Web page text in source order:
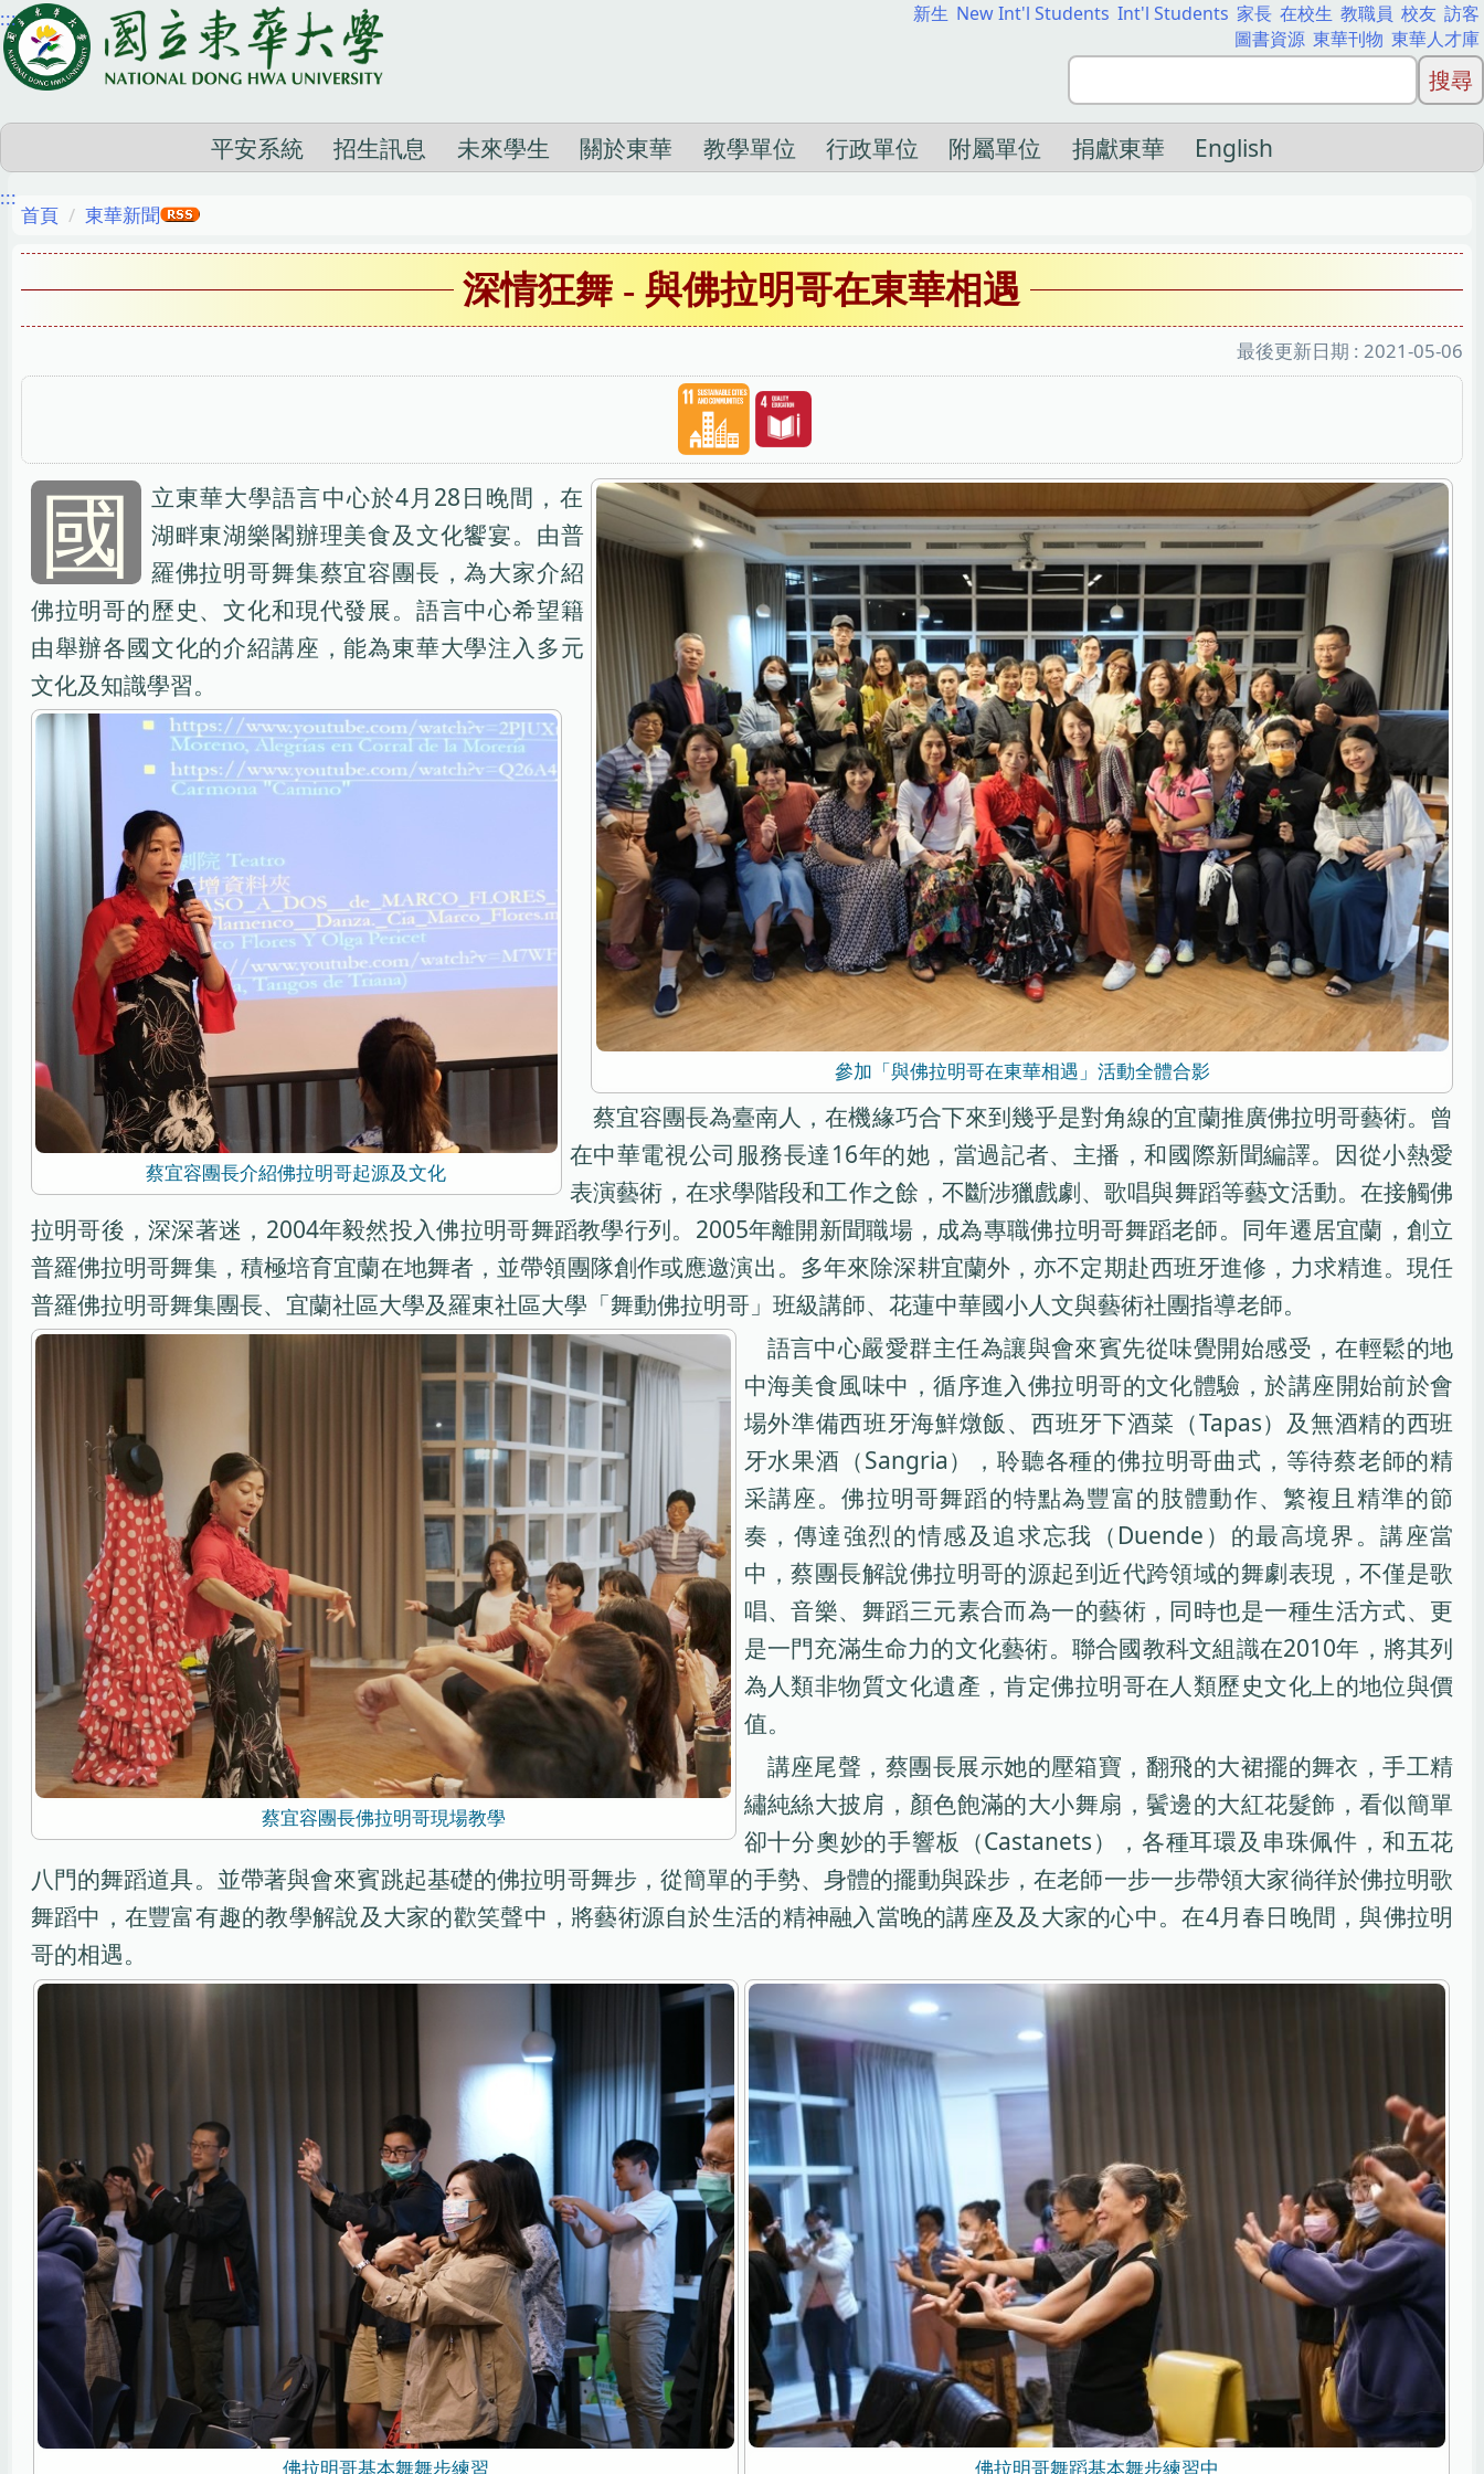
跳
到
主
容
區
::: 新生 New Int'l Students Int'l Students 家長 在校生 教職員 校友 訪客
圖書資源 東華刊物 東華人才庫
平安系統 招生訊息 未來學生 關於東華 教學單位 行政單位 附屬單位 捐獻東華 English
:::
首頁 東華新聞
深情狂舞 - 與佛拉明哥在東華相遇
最後更新日期 : 2021-05-06
參加「與佛拉明哥在東華相遇」活動全體合影
國
立東華大學語言中心於4月28日晚間，在
湖畔東湖樂閣辦理美食及文化饗宴。由普
羅佛拉明哥舞集蔡宜容團長，為大家介紹
佛拉明哥的歷史、文化和現代發展。語言中心希望籍
由舉辦各國文化的介紹講座，能為東華大學注入多元
文化及知識學習。
蔡宜容團長介紹佛拉明哥起源及文化
蔡宜容團長為臺南人，在機緣巧合下來到幾乎是對角線的宜蘭推廣佛拉明哥藝術。曾
在中華電視公司服務長達16年的她，當過記者、主播，和國際新聞編譯。因從小熱愛
表演藝術，在求學階段和工作之餘，不斷涉獵戲劇、歌唱與舞蹈等藝文活動。在接觸佛
拉明哥後，深深著迷，2004年毅然投入佛拉明哥舞蹈教學行列。2005年離開新聞職場，成為專職佛拉明哥舞蹈老師。同年遷居宜蘭，創立
普羅佛拉明哥舞集，積極培育宜蘭在地舞者，並帶領團隊創作或應邀演出。多年來除深耕宜蘭外，亦不定期赴西班牙進修，力求精進。現任
普羅佛拉明哥舞集團長、宜蘭社區大學及羅東社區大學「舞動佛拉明哥」班級講師、花蓮中華國小人文與藝術社團指導老師。
蔡宜容團長佛拉明哥現場教學
語言中心嚴愛群主任為讓與會來賓先從味覺開始感受，在輕鬆的地
中海美食風味中，循序進入佛拉明哥的文化體驗，於講座開始前於會
場外準備西班牙海鮮燉飯、西班牙下酒菜（Tapas）及無酒精的西班
牙水果酒（Sangria），聆聽各種的佛拉明哥曲式，等待蔡老師的精
采講座。佛拉明哥舞蹈的特點為豐富的肢體動作、繁複且精準的節
奏，傳達強烈的情感及追求忘我（Duende）的最高境界。講座當
中，蔡團長解說佛拉明哥的源起到近代跨領域的舞劇表現，不僅是歌
唱、音樂、舞蹈三元素合而為一的藝術，同時也是一種生活方式、更
是一門充滿生命力的文化藝術。聯合國教科文組識在2010年，將其列
為人類非物質文化遺產，肯定佛拉明哥在人類歷史文化上的地位與價
值。
講座尾聲，蔡團長展示她的壓箱寶，翻飛的大裙擺的舞衣，手工精
繡純絲大披肩，顏色飽滿的大小舞扇，鬢邊的大紅花髮飾，看似簡單
卻十分奧妙的手響板（Castanets），各種耳環及串珠佩件，和五花
八門的舞蹈道具。並帶著與會來賓跳起基礎的佛拉明哥舞步，從簡單的手勢、身體的擺動與跺步，在老師一步一步帶領大家徜徉於佛拉明歌
舞蹈中，在豐富有趣的教學解說及大家的歡笑聲中，將藝術源自於生活的精神融入當晚的講座及及大家的心中。在4月春日晚間，與佛拉明
哥的相遇。
佛拉明哥基本舞舞步練習 佛拉明哥舞蹈基本舞步練習中